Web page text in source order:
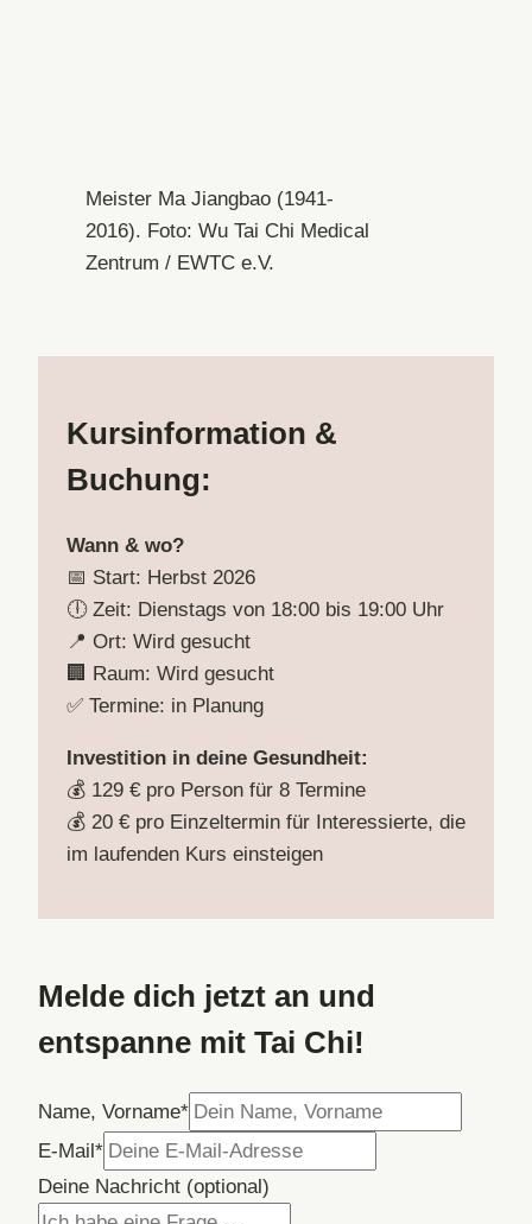
Meister Ma Jiangbao (1941-
2016). Foto: Wu Tai Chi Medical
Zentrum / EWTC e.V.
Kursinformation &
Buchung:
Wann & wo?
📅 Start: Herbst 2026
🕕 Zeit: Dienstags von 18:00 bis 19:00 Uhr
📍 Ort: Wird gesucht
🏢 Raum: Wird gesucht
✅ Termine: in Planung
Investition in deine Gesundheit:
💰 129 € pro Person für 8 Termine
💰 20 € pro Einzeltermin für Interessierte, die
im laufenden Kurs einsteigen
Melde dich jetzt an und
entspanne mit Tai Chi!
Name, Vorname*
E-Mail*
Deine Nachricht (optional)